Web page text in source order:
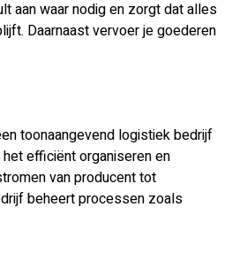
aan waar nodig en zorgt dat alles
Daarnaast vervoer je goederen
locaties in Nederland. Je
ook onderdeel uit van een
2 weken een andere route,
toonaangevend logistiek bedrijf
efficiënt organiseren en
van producent tot
beheert processen zoals
en distributie met behulp
systemen.